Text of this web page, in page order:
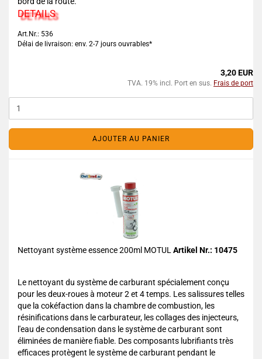
DETAILS
Art.Nr.: 536
Délai de livraison: env. 2-7 jours ouvrables*
3,20 EUR
TVA. 19% incl. Port en sus. Frais de port
AJOUTER AU PANIER
Nettoyant système essence 200ml MOTUL Artikel Nr.: 10475
Le nettoyant du système de carburant spécialement conçu
pour les deux-roues à moteur 2 et 4 temps. Les salissures telles
que la cokéfaction dans la chambre de combustion, les
résinifications dans le carburateur, les collages des injecteurs,
l'eau de condensation dans le système de carburant sont
éliminées de manière fiable. Des composants lubrifiants très
efficaces protègent le système de carburant pendant le